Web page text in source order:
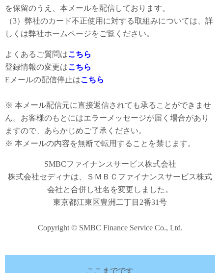
を保留のうえ、本メールを配信しております。
（3）弊社のカード不正使用に対する取組みについては、詳
しくは弊社ホームページをご覧ください。
よくあるご質問はこちら
登録情報の変更はこちら
Eメールの配信停止はこちら
※ 本メール配信元に直接返信されても承ることができませ
ん。お客様のもとにはエラーメッセージが届く場合があり
ますので、あらかじめご了承ください。
※ 本メールの内容を無断で転用することを禁じます。
SMBCファイナンスサービス株式会社
株式会社セディナは、ＳＭＢＣファイナンスサービス株式
会社と合併し社名を変更しました。
東京都江東区豊洲二丁目2番31号
Copyright © SMBC Finance Service Co., Ltd.
ここまでです